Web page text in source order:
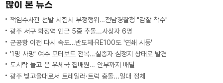
많이 본 뉴스
책임수사관 선발 시험서 부정행위…전남경찰청 "감찰 착수"
광주 서구 화정역 인근 5중 추돌...사상자 6명
군공항 이전 다시 속도…반도체·RE100도 '연쇄 시동'
'1명 사망' 여수 모터보트 전복…실종자 심정지 상태로 발견
도시락 들고 온 우체국 집배원… 안부까지 배달
광주 빛고을대로서 트레일러·트럭 충돌...일대 정체